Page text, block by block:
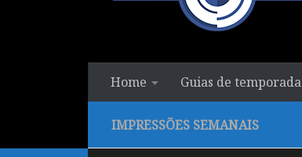
Home Guias de temporada
IMPRESSÕES SEMANAIS